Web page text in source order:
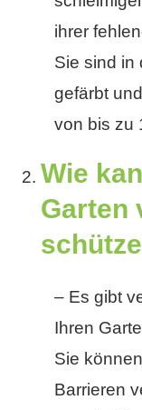
ihrer
Sie sind in
gefärbt
von bis zu
Wie
Garten
– Es gibt
Ihren
Sie
Barrieren